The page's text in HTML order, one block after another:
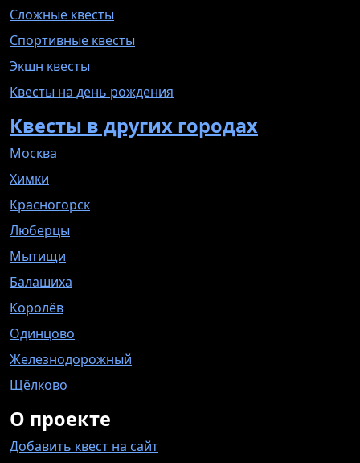
Сложные квесты
Спортивные квесты
Экшн квесты
Квесты на день рождения
Квесты в других городах
Москва
Химки
Красногорск
Люберцы
Мытищи
Балашиха
Королёв
Одинцово
Железнодорожный
Щёлково
О проекте
Добавить квест на сайт